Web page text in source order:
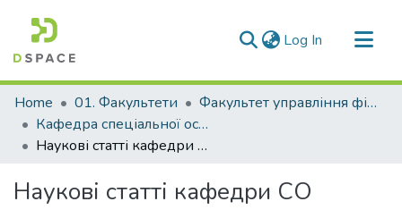
Log In (current)
Communities & Collections
All of DSpace
Statistics
Home 01. Факультети
Факультет управління фізичною культурою та спортом
Кафедра спеціальної освіти (Кафедра СО)
Наукові статті кафедри СО
Наукові статті кафедри СО